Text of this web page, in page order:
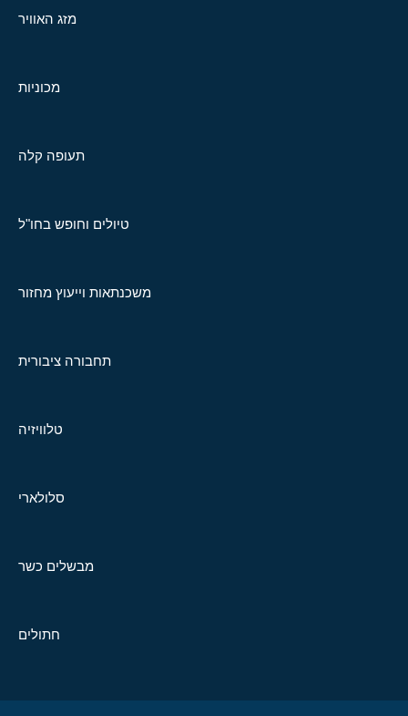
מזג האוויר
מכוניות
תעופה קלה
טיולים וחופש בחו"ל
משכנתאות וייעוץ מחזור
תחבורה ציבורית
טלוויזיה
סלולארי
מבשלים כשר
חתולים